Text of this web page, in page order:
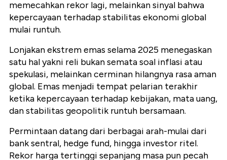
memecahkan rekor lagi, melainkan sinyal bahwa
kepercayaan terhadap stabilitas ekonomi global
mulai runtuh.
Lonjakan ekstrem emas selama 2025 menegaskan
satu hal yakni reli bukan semata soal inflasi atau
spekulasi, melainkan cerminan hilangnya rasa aman
global. Emas menjadi tempat pelarian terakhir
ketika kepercayaan terhadap kebijakan, mata uang,
dan stabilitas geopolitik runtuh bersamaan.
Permintaan datang dari berbagai arah-mulai dari
bank sentral, hedge fund, hingga investor ritel.
Rekor harga tertinggi sepanjang masa pun pecah